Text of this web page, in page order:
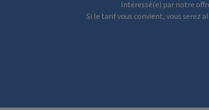
Intéressé(e) par notre
Si le tarif vous convient, vous serez